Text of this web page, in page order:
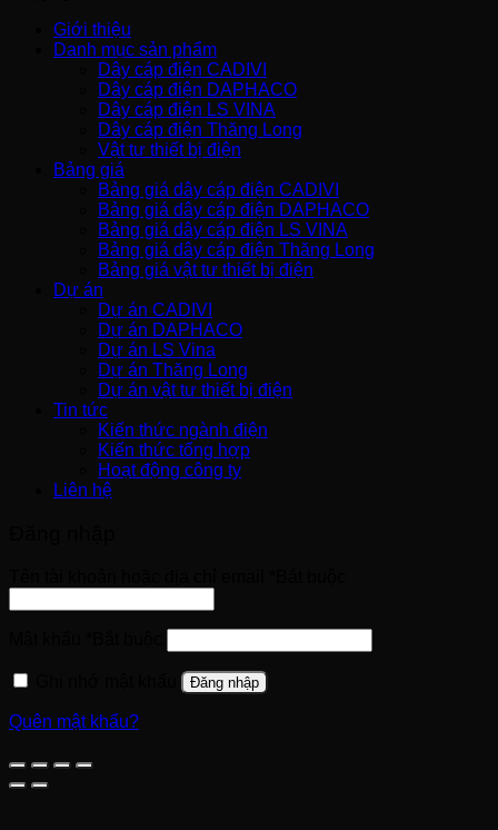
Giới thiệu
Danh mục sản phẩm
Dây cáp điện CADIVI
Dây cáp điện DAPHACO
Dây cáp điện LS VINA
Dây cáp điện Thăng Long
Vật tư thiết bị điện
Bảng giá
Bảng giá dây cáp điện CADIVI
Bảng giá dây cáp điện DAPHACO
Bảng giá dây cáp điện LS VINA
Bảng giá dây cáp điện Thăng Long
Bảng giá vật tư thiết bị điện
Dự án
Dự án CADIVI
Dự án DAPHACO
Dự án LS Vina
Dự án Thăng Long
Dự án vật tư thiết bị điện
Tin tức
Kiến thức ngành điện
Kiến thức tổng hợp
Hoạt động công ty
Liên hệ
Đăng nhập
Quên mật khẩu?